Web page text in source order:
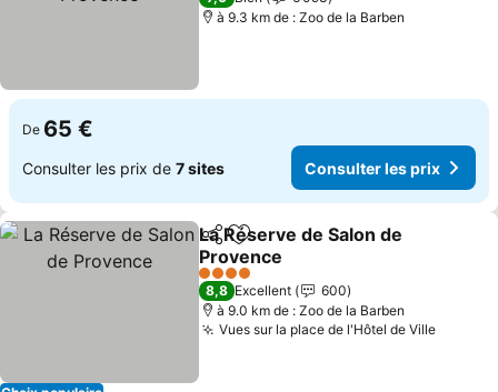
à 9.3 km de : Zoo de la Barben
De 65 €
Consulter les prix de 7 sites Consulter les prix
PartagerAjouter à mes favoris
La Réserve de Salon de
Provence
Consulter les prix
4 Étoiles
8,8 Excellent
600
à 9.0 km de : Zoo de la Barben
Vues sur la place de l'Hôtel de Ville